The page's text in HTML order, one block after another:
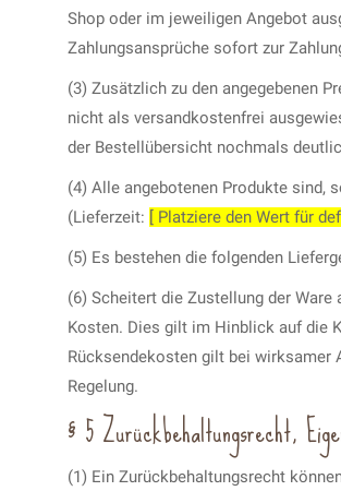
Shop oder im jeweiligen Angebot
Zahlungsansprüche sofort zur
(3) Zusätzlich zu den angegebenen
nicht als versandkostenfrei
der Bestellübersicht nochmals
(4) Alle angebotenen Produkte sind,
(Lieferzeit: [ Platziere den Wert für
(5) Es bestehen die folgenden
(6) Scheitert die Zustellung der Ware
Kosten. Dies gilt im Hinblick auf die
Rücksendekosten gilt bei wirksamer
Regelung.
§ 5 Zurückbehaltungsrecht,
(1) Ein Zurückbehaltungsrecht